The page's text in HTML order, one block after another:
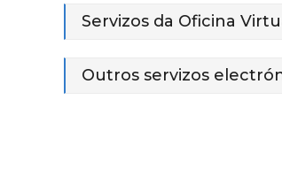
Servizos da Oficina
Outros servizos